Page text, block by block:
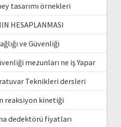
tasarımı örnekleri
HESAPLANMASI
ve Güvenliği
mezunları ne iş Yapar
Teknikleri dersleri
reaksiyon kinetiği
dedektörü fiyatları